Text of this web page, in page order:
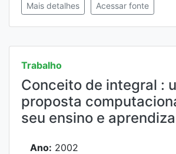
Mais detalhes Acessar fonte
Trabalho
Conceito de integral :
proposta
seu ensino e
Ano: 2002